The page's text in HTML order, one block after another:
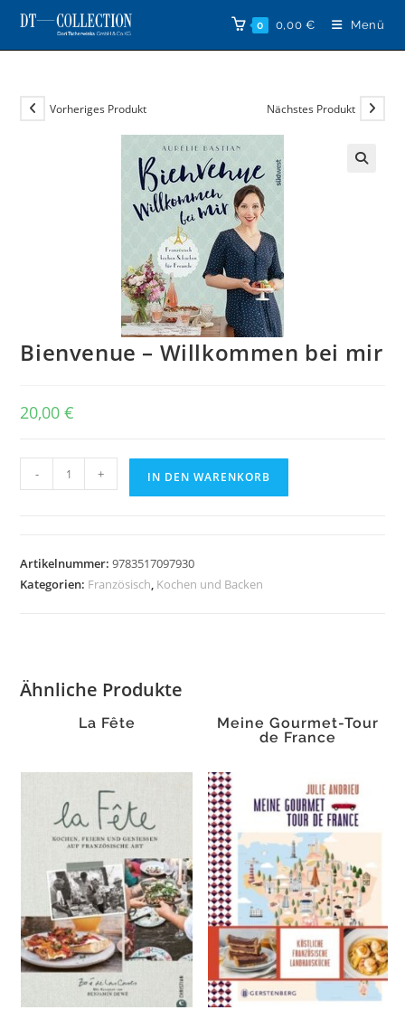
Zum
Inhalt
springen
0 0,00 € Menü
Vorheriges Produkt Nächstes Produkt
Bienvenue – Willkommen bei mir
20,00€
Bienvenue
-
mir
Menge
- + IN DEN WARENKORB
Artikelnummer:9783517097930
Kategorien: Französisch, Kochen und Backen
Ähnliche Produkte
La Fête
Meine Gourmet-Tour
de France